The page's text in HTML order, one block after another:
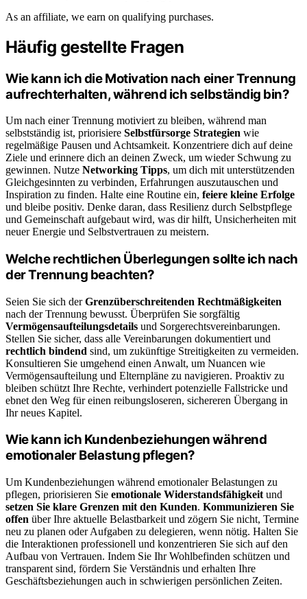
As an affiliate, we earn on qualifying purchases.
Häufig gestellte Fragen
Wie kann ich die Motivation nach einer Trennung
aufrechterhalten, während ich selbständig bin?
Um nach einer Trennung motiviert zu bleiben, während man
selbstständig ist, priorisiere Selbstfürsorge Strategien wie
regelmäßige Pausen und Achtsamkeit. Konzentriere dich auf deine
Ziele und erinnere dich an deinen Zweck, um wieder Schwung zu
gewinnen. Nutze Networking Tipps, um dich mit unterstützenden
Gleichgesinnten zu verbinden, Erfahrungen auszutauschen und
Inspiration zu finden. Halte eine Routine ein, feiere kleine Erfolge
und bleibe positiv. Denke daran, dass Resilienz durch Selbstpflege
und Gemeinschaft aufgebaut wird, was dir hilft, Unsicherheiten mit
neuer Energie und Selbstvertrauen zu meistern.
Welche rechtlichen Überlegungen sollte ich nach
der Trennung beachten?
Seien Sie sich derGrenzüberschreitenden Rechtmäßigkeiten
nach der Trennung bewusst. Überprüfen Sie sorgfältig
Vermögensaufteilungsdetails und Sorgerechtsvereinbarungen.
Stellen Sie sicher, dass alle Vereinbarungen dokumentiert und
rechtlich bindend sind, um zukünftige Streitigkeiten zu vermeiden.
Konsultieren Sie umgehend einen Anwalt, um Nuancen wie
Vermögensaufteilung und Elternpläne zu navigieren. Proaktiv zu
bleiben schützt Ihre Rechte, verhindert potenzielle Fallstricke und
ebnet den Weg für einen reibungsloseren, sichereren Übergang in
Ihr neues Kapitel.
Wie kann ich Kundenbeziehungen während
emotionaler Belastung pflegen?
Um Kundenbeziehungen während emotionaler Belastungen zu
pflegen, priorisieren Sie emotionale Widerstandsfähigkeit und
setzen Sie klare Grenzen mit den Kunden. Kommunizieren Sie
offen über Ihre aktuelle Belastbarkeit und zögern Sie nicht, Termine
neu zu planen oder Aufgaben zu delegieren, wenn nötig. Halten Sie
die Interaktionen professionell und konzentrieren Sie sich auf den
Aufbau von Vertrauen. Indem Sie Ihr Wohlbefinden schützen und
transparent sind, fördern Sie Verständnis und erhalten Ihre
Geschäftsbeziehungen auch in schwierigen persönlichen Zeiten.